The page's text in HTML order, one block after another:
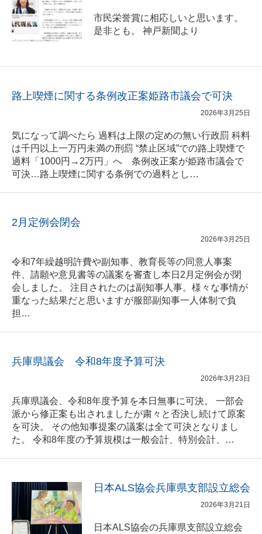
市民栄誉賞に相応しいと思います。
是非とも。 神戸新聞より
路上喫煙に関する条例改正案姫路市議会で可決
2026年3月25日
気になって調べたら 過料は上限の定めの無い行政罰 科料
は千円以上一万円未満の刑罰 “禁止区域”での路上喫煙で
過料「1000円→2万円」へ 条例改正案が姫路市議会で
可決…路上喫煙に関する条例での過料とし…
2月定例会閉会
2026年3月25日
令和7年繰越明許費や副知事、教育長等の同意人事案
件、請願や意見書等の議案を審査し本日2月定例会が閉
会しました。 注目されたのは副知事人事。様々な事情が
重なった結果だと思いますが服部副知事一人体制で負
担…
兵庫県議会 令和8年度予算可決
2026年3月23日
兵庫県議会、令和8年度予算を本日無事に可決。 一部会
派から修正案も出されましたが粛々と否決し続けて原案
を可決。 その他知事提案の議案は全て可決となりまし
た。 令和8年度の予算規模は一般会計、特別会計、…
日本ALS協会兵庫県支部設立総会
2026年3月21日
日本ALS協会の兵庫県支部設立総会